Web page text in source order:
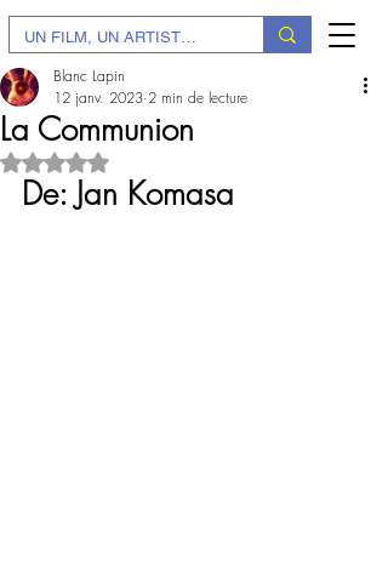
La Communion
Blanc Lapin
12 janv. 2023 2 min de lecture
Noté NaN étoiles sur 5.
De: Jan Komasa